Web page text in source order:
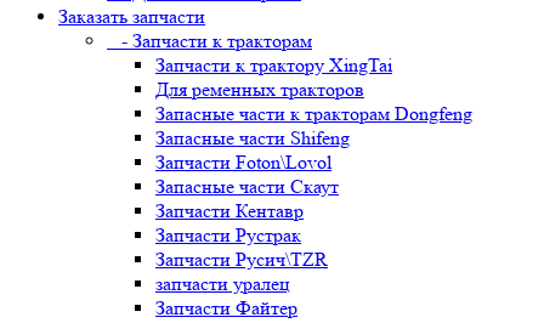
Заказать запчасти
- Запчасти к тракторам
Запчасти к трактору XingTai
Для ременных тракторов
Запасные части к тракторам Dongfeng
Запасные части Shifeng
Запчасти Foton\Lovol
Запасные части Скаут
Запчасти Кентавр
Запчасти Рустрак
Запчасти Русич\TZR
запчасти уралец
Запчасти Файтер